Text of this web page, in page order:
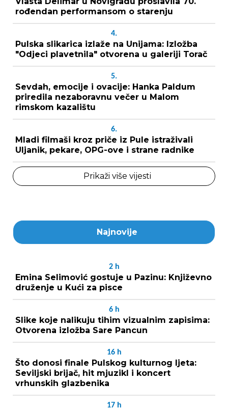
rođendan performansom o starenju
4.
Pulska slikarica izlaže na Unijama: Izložba
"Odjeci plavetnila" otvorena u galeriji Torač
5.
Sevdah, emocije i ovacije: Hanka Paldum
priredila nezaboravnu večer u Malom
rimskom kazalištu
6.
Mladi filmaši kroz priče iz Pule istraživali
Uljanik, pekare, OPG-ove i strane radnike
Prikaži više vijesti
Najnovije
2 h
Emina Selimović gostuje u Pazinu: Književno
druženje u Kući za pisce
6 h
Slike koje nalikuju tihim vizualnim zapisima:
Otvorena izložba Sare Pancun
16 h
Što donosi finale Pulskog kulturnog ljeta:
Seviljski brijač, hit mjuzikl i koncert
vrhunskih glazbenika
17 h